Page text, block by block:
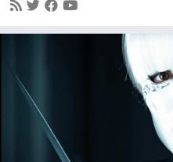
contenu